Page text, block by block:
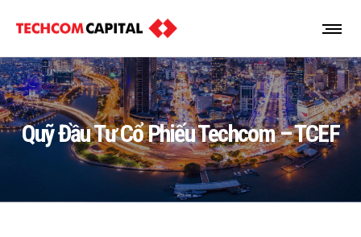
Quỹ Đầu Tư Cổ Phiếu Techcom – TCEF